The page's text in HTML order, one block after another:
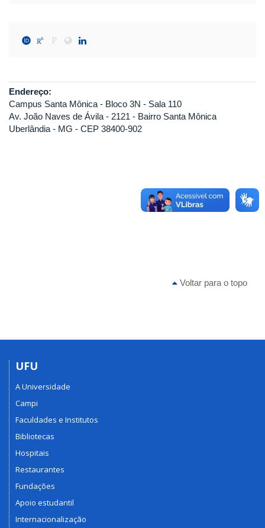
Endereço:
Campus Santa Mônica - Bloco 3N - Sala 110
Av. João Naves de Ávila - 2121 - Bairro Santa Mônica
Uberlândia - MG - CEP 38400-902
Voltar para o topo
UFU
A Universidade
Campi
Faculdades e Institutos
Bibliotecas
Hospitais
Restaurantes
Fundações
Apoio estudantil
Internacionalização